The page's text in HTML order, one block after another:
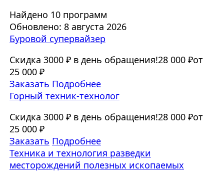
Найдено 10 программ
Обновлено: 8 августа 2026
Буровой супервайзер
Скидка 3000 ₽ в день обращения!28 000 ₽от
25 000 ₽
Заказать Подробнее
Горный техник-технолог
Скидка 3000 ₽ в день обращения!28 000 ₽от
25 000 ₽
Заказать Подробнее
Техника и технология разведки
месторождений полезных ископаемых